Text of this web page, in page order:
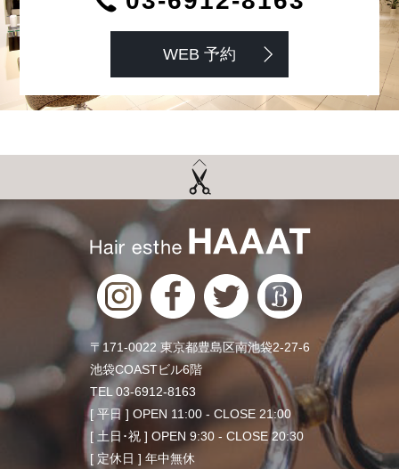
WEB 予約
〒171-0022 東京都豊島区南池袋2-27-6
池袋COASTビル6階
TEL 03-6912-8163
[ 平日 ] OPEN 11:00 - CLOSE 21:00
[ 土日･祝 ] OPEN 9:30 - CLOSE 20:30
[ 定休日 ] 年中無休